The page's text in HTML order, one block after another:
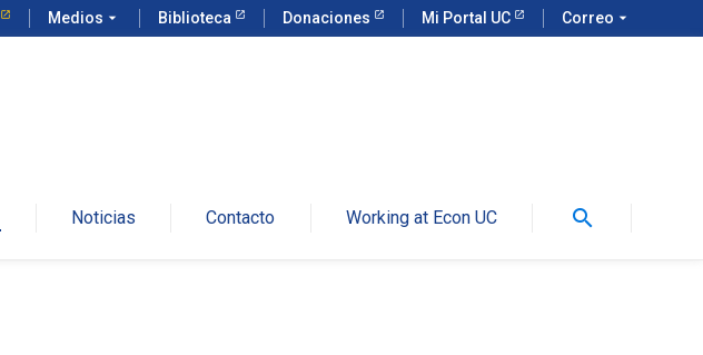
Medios arrow_drop_down Biblioteca Donaciones Mi Portal UC Correo arrow_drop_down
Noticias Contacto Working at Econ UC search